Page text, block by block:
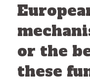
or the
these